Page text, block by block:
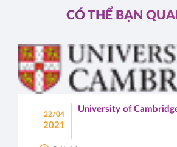
CÓ THỂ BẠN
22/04
2021
University of